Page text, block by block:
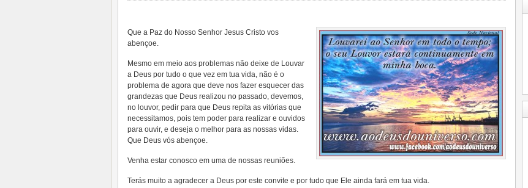
Que a Paz do Nosso Senhor Jesus Cristo vos
abençoe.
Mesmo em meio aos problemas não deixe de Louvar
a Deus por tudo o que vez em tua vida, não é o
problema de agora que deve nos fazer esquecer das
grandezas que Deus realizou no passado, devemos,
no louvor, pedir para que Deus repita as vitórias que
necessitamos, pois tem poder para realizar e ouvidos
para ouvir, e deseja o melhor para as nossas vidas.
Que Deus vós abençoe.
Venha estar conosco em uma de nossas reuniões.
Terás muito a agradecer a Deus por este convite e por tudo que Ele ainda fará em tua vida.